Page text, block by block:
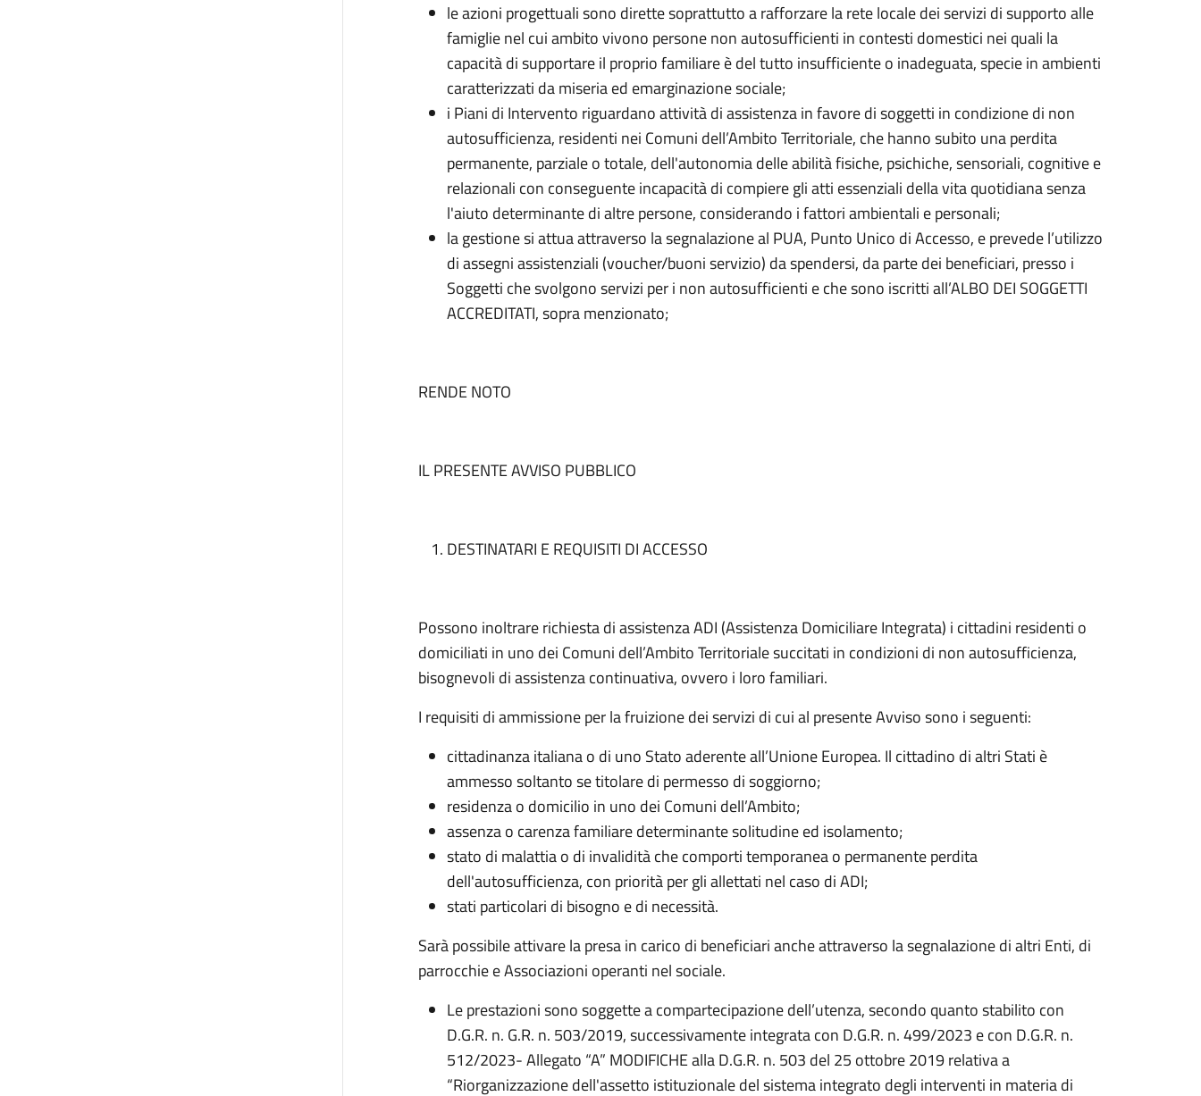
le azioni progettuali sono dirette soprattutto a rafforzare la rete locale dei servizi di supporto alle
famiglie nel cui ambito vivono persone non autosufficienti in contesti domestici nei quali la
capacità di supportare il proprio familiare è del tutto insufficiente o inadeguata, specie in ambienti
caratterizzati da miseria ed emarginazione sociale;
i Piani di Intervento riguardano attività di assistenza in favore di soggetti in condizione di non
autosufficienza, residenti nei Comuni dell’Ambito Territoriale, che hanno subito una perdita
permanente, parziale o totale, dell'autonomia delle abilità fisiche, psichiche, sensoriali, cognitive e
relazionali con conseguente incapacità di compiere gli atti essenziali della vita quotidiana senza
l'aiuto determinante di altre persone, considerando i fattori ambientali e personali;
la gestione si attua attraverso la segnalazione al PUA, Punto Unico di Accesso, e prevede l’utilizzo
di assegni assistenziali (voucher/buoni servizio) da spendersi, da parte dei beneficiari, presso i
Soggetti che svolgono servizi per i non autosufficienti e che sono iscritti all’ALBO DEI SOGGETTI
ACCREDITATI, sopra menzionato;
RENDE NOTO
IL PRESENTE AVVISO PUBBLICO
DESTINATARI E REQUISITI DI ACCESSO
Possono inoltrare richiesta di assistenza ADI (Assistenza Domiciliare Integrata) i cittadini residenti o
domiciliati in uno dei Comuni dell’Ambito Territoriale succitati in condizioni di non autosufficienza,
bisognevoli di assistenza continuativa, ovvero i loro familiari.
I requisiti di ammissione per la fruizione dei servizi di cui al presente Avviso sono i seguenti:
cittadinanza italiana o di uno Stato aderente all’Unione Europea. Il cittadino di altri Stati è
ammesso soltanto se titolare di permesso di soggiorno;
residenza o domicilio in uno dei Comuni dell’Ambito;
assenza o carenza familiare determinante solitudine ed isolamento;
stato di malattia o di invalidità che comporti temporanea o permanente perdita
dell'autosufficienza, con priorità per gli allettati nel caso di ADI;
stati particolari di bisogno e di necessità.
Sarà possibile attivare la presa in carico di beneficiari anche attraverso la segnalazione di altri Enti, di
parrocchie e Associazioni operanti nel sociale.
Le prestazioni sono soggette a compartecipazione dell’utenza, secondo quanto stabilito con
D.G.R. n. G.R. n. 503/2019, successivamente integrata con D.G.R. n. 499/2023 e con D.G.R. n.
512/2023- Allegato “A” MODIFICHE alla D.G.R. n. 503 del 25 ottobre 2019 relativa a
“Riorganizzazione dell'assetto istituzionale del sistema integrato degli interventi in materia di